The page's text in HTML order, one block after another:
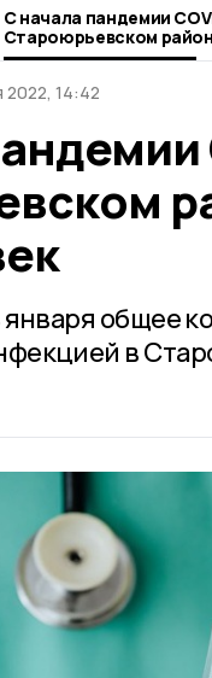
С начала пандемии
Староюрьевском
1636 человек
2022, 14:42
января общее
в